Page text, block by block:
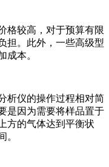
较高，对于预算有限
担。此外，一些高级型
成本。
仪的操作过程相对简
是因为需要将样品置于
方的气体达到平衡状
。